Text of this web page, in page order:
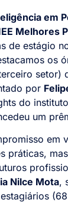
em
Melhores
de estágio
os
por
do
um
em
práticas,
Nilce Mota,